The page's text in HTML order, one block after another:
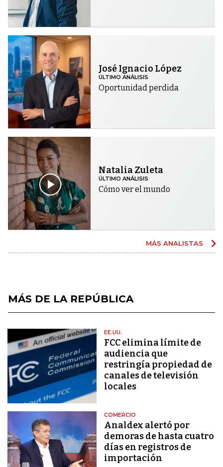
José Ignacio López
ÚLTIMO ANÁLISIS
Oportunidad perdida
Natalia Zuleta
ÚLTIMO ANÁLISIS
Cómo ver el mundo
MÁS ANALISTAS
MÁS DE LA REPÚBLICA
EE.UU.
FCC elimina límite de
audiencia que
restringía propiedad de
canales de televisión
locales
COMERCIO
Analdex alertó por
demoras de hasta cuatro
días en registros de
importación